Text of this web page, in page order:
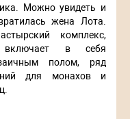
Можно увидеть и
жена Лота.
комплекс,
в себя
полом, ряд
для монахов и